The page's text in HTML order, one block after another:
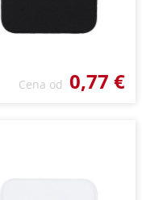
Cena od 0,77 €